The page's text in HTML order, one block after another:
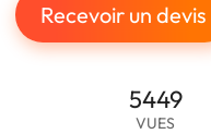
Recevoir un devis
5449
VUES